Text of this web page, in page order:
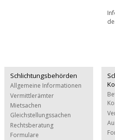
Schlichtungsbehörden
Allgemeine Informationen
Vermittlerämter
Mietsachen
Gleichstellungssachen
Rechtsberatung
Formulare